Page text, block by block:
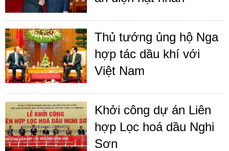
Thủ tướng ủng hộ Nga
hợp tác dầu khí với
Việt Nam
Khởi công dự án Liên
hợp Lọc hoá dầu Nghi
Sơn